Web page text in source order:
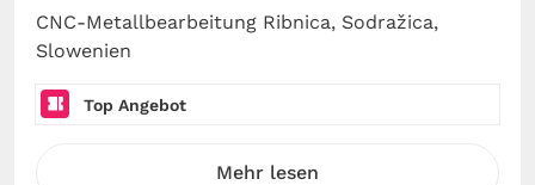
CNC-Metallbearbeitung Ribnica, Sodražica,
Slowenien
Top Angebot
Mehr lesen